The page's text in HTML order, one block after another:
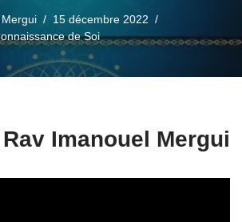
15 décembre 2022
de Soi
Rav Imanouel Mergui